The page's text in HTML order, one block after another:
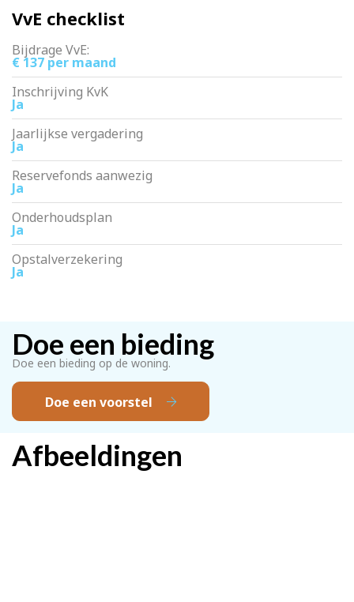
VvE checklist
Bijdrage VvE:
€ 137 per maand
Inschrijving KvK
Ja
Jaarlijkse vergadering
Ja
Reservefonds aanwezig
Ja
Onderhoudsplan
Ja
Opstalverzekering
Ja
Doe een bieding
Doe een bieding op de woning.
Doe een voorstel
Afbeeldingen